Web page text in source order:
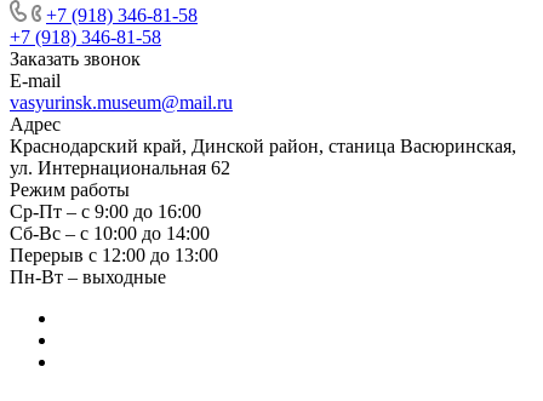
+7 (918) 346-81-58
+7 (918) 346-81-58
Заказать звонок
E-mail
vasyurinsk.museum@mail.ru
Адрес
Краснодарский край, Динской район, станица Васюринская,
ул. Интернациональная 62
Режим работы
Ср-Пт – с 9:00 до 16:00
Сб-Вс – с 10:00 до 14:00
Перерыв с 12:00 до 13:00
Пн-Вт – выходные